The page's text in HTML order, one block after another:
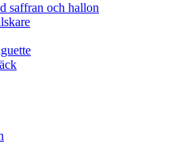
saffran och hallon